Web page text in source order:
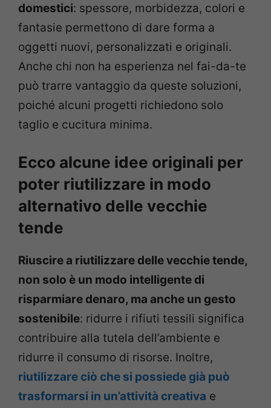
domestici: spessore, morbidezza, colori e
fantasie permettono di dare forma a
oggetti nuovi, personalizzati e originali.
Anche chi non ha esperienza nel fai-da-te
può trarre vantaggio da queste soluzioni,
poiché alcuni progetti richiedono solo
taglio e cucitura minima.
Ecco alcune idee originali per
poter riutilizzare in modo
alternativo delle vecchie
tende
Riuscire a riutilizzare delle vecchie tende,
non solo è un modo intelligente di
risparmiare denaro, ma anche un gesto
sostenibile: ridurre i rifiuti tessili significa
contribuire alla tutela dell’ambiente e
ridurre il consumo di risorse. Inoltre,
riutilizzare ciò che si possiede già può
trasformarsi in un’attività creativa e